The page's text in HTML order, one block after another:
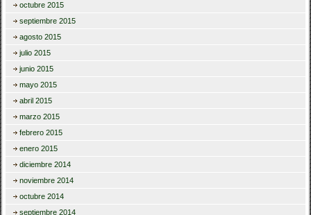
octubre 2015
septiembre 2015
agosto 2015
julio 2015
junio 2015
mayo 2015
abril 2015
marzo 2015
febrero 2015
enero 2015
diciembre 2014
noviembre 2014
octubre 2014
septiembre 2014